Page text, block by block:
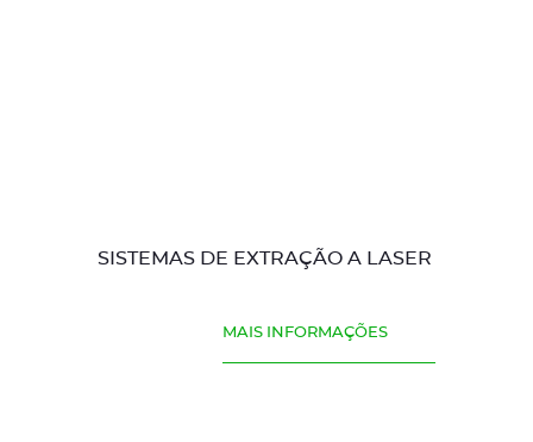
SISTEMAS DE EXTRAÇÃO A LASER
MAIS INFORMAÇÕES